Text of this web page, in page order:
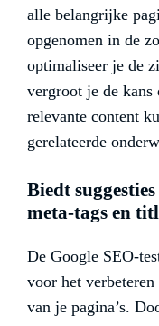
alle belangrijke
opgenomen in de
optimaliseer je de
vergroot je de kans
relevante content
gerelateerde
Biedt
meta-tags en
De Google SEO-
voor het
van je pagina’s.